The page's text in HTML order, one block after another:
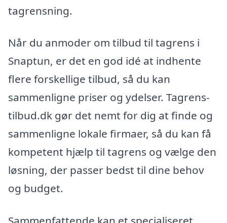
tagrensning.
Når du anmoder om tilbud til tagrens i
Snaptun, er det en god idé at indhente
flere forskellige tilbud, så du kan
sammenligne priser og ydelser. Tagrens-
tilbud.dk gør det nemt for dig at finde og
sammenligne lokale firmaer, så du kan få
kompetent hjælp til tagrens og vælge den
løsning, der passer bedst til dine behov
og budget.